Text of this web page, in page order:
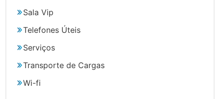
Sala Vip
Telefones Úteis
Serviços
Transporte de Cargas
Wi-fi